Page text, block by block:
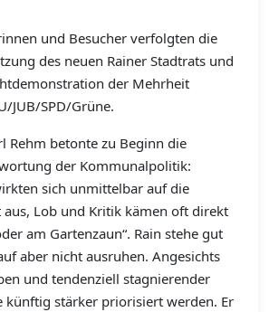
und Besucher verfolgten die
des neuen Rainer Stadtrats und
der Mehrheit
JUB/SPD/Grüne.
Rehm betonte zu Beginn die
der Kommunalpolitik:
sich unmittelbar auf die
Lob und Kritik kämen oft direkt
am Gartenzaun“. Rain stehe gut
aber nicht ausruhen. Angesichts
und tendenziell stagnierender
künftig stärker priorisiert werden. Er